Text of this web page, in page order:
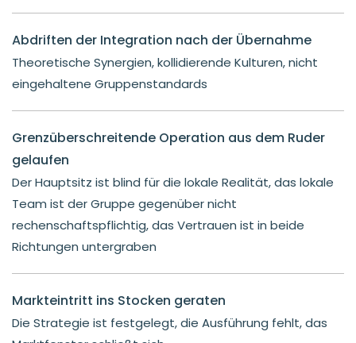
Abdriften der Integration nach der Übernahme
Theoretische Synergien, kollidierende Kulturen, nicht
eingehaltene Gruppenstandards
Grenzüberschreitende Operation aus dem Ruder
gelaufen
Der Hauptsitz ist blind für die lokale Realität, das lokale
Team ist der Gruppe gegenüber nicht
rechenschaftspflichtig, das Vertrauen ist in beide
Richtungen untergraben
Markteintritt ins Stocken geraten
Die Strategie ist festgelegt, die Ausführung fehlt, das